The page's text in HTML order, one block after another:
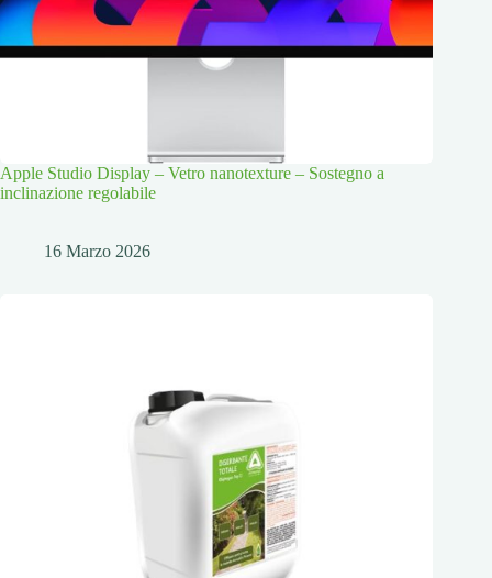
Apple Studio Display – Vetro nanotexture – Sostegno a
inclinazione regolabile
16 Marzo 2026